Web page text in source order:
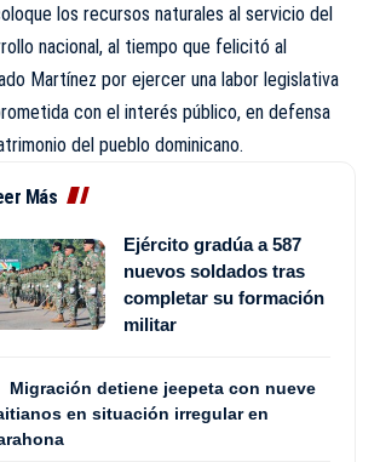
los recursos naturales al servicio del
nacional, al tiempo que felicitó al
Martínez por ejercer una labor legislativa
con el interés público, en defensa
del pueblo dominicano.
Más
Ejército gradúa a 587
nuevos soldados tras
completar su formación
militar
Migración detiene jeepeta con nueve
en situación irregular en